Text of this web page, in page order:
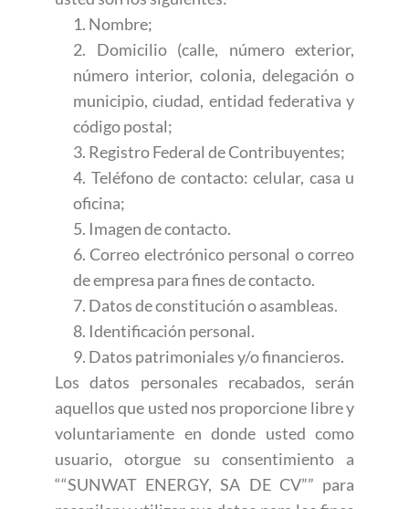
1. Nombre;
2. Domicilio (calle, número exterior,
número interior, colonia, delegación o
municipio, ciudad, entidad federativa y
código postal;
3. Registro Federal de Contribuyentes;
4. Teléfono de contacto: celular, casa u
oficina;
5. Imagen de contacto.
6. Correo electrónico personal o correo
de empresa para fines de contacto.
7. Datos de constitución o asambleas.
8. Identificación personal.
9. Datos patrimoniales y/o financieros.
Los datos personales recabados, serán
aquellos que usted nos proporcione libre y
voluntariamente en donde usted como
usuario, otorgue su consentimiento a
““SUNWAT ENERGY, SA DE CV”” para